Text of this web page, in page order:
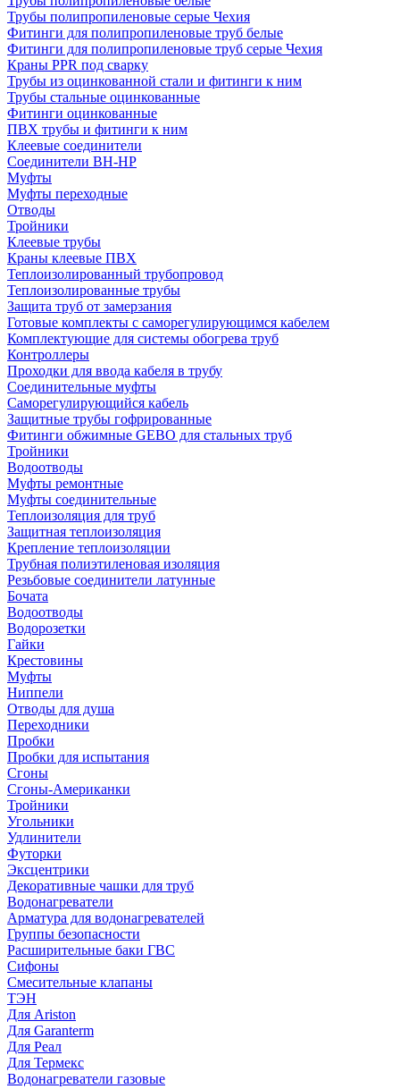
Трубы полипропиленовые серые Чехия
Фитинги для полипропиленовые труб белые
Фитинги для полипропиленовые труб серые Чехия
Краны PPR под сварку
Трубы из оцинкованной стали и фитинги к ним
Трубы стальные оцинкованные
Фитинги оцинкованные
ПВХ трубы и фитинги к ним
Клеевые соединители
Соединители ВН-НР
Муфты
Муфты переходные
Отводы
Тройники
Клеевые трубы
Краны клеевые ПВХ
Теплоизолированный трубопровод
Теплоизолированные трубы
Защита труб от замерзания
Готовые комплекты с саморегулирующимся кабелем
Комплектующие для системы обогрева труб
Контроллеры
Проходки для ввода кабеля в трубу
Соединительные муфты
Саморегулирующийся кабель
Защитные трубы гофрированные
Фитинги обжимные GEBO для стальных труб
Тройники
Водоотводы
Муфты ремонтные
Муфты соединительные
Теплоизоляция для труб
Защитная теплоизоляция
Крепление теплоизоляции
Трубная полиэтиленовая изоляция
Резьбовые соединители латунные
Бочата
Водоотводы
Водорозетки
Гайки
Крестовины
Муфты
Ниппели
Отводы для душа
Переходники
Пробки
Пробки для испытания
Сгоны
Сгоны-Американки
Тройники
Угольники
Удлинители
Футорки
Эксцентрики
Декоративные чашки для труб
Водонагреватели
Арматура для водонагревателей
Группы безопасности
Расширительные баки ГВС
Сифоны
Смесительные клапаны
ТЭН
Для Ariston
Для Garanterm
Для Реал
Для Термекс
Водонагреватели газовые